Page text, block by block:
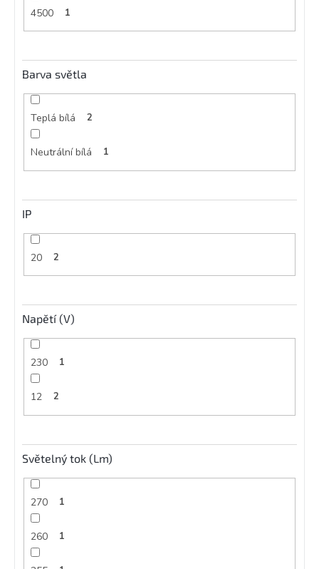
4500 1
Barva světla
Teplá bílá 2
Neutrální bílá 1
IP
20 2
Napětí (V)
230 1
12 2
Světelný tok (Lm)
270 1
260 1